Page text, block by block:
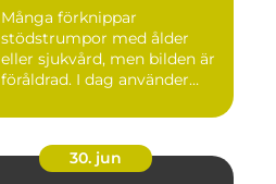
Många förknippar
stödstrumpor med ålder
eller sjukvård, men bilden är
föråldrad. I dag använder
30. jun